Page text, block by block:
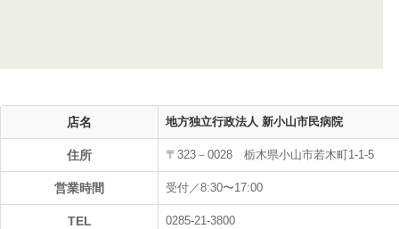
店名 地方独立行政法人 新小山市民病院
住所 〒323－0028 栃木県小山市若木町1-1-5
営業時間 受付／8:30〜17:00
TEL 0285-21-3800